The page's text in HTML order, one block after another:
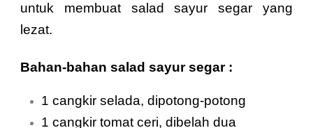
untuk membuat salad sayur segar yang
lezat.
Bahan-bahan salad sayur segar :
1 cangkir selada, dipotong-potong
1 cangkir tomat ceri, dibelah dua